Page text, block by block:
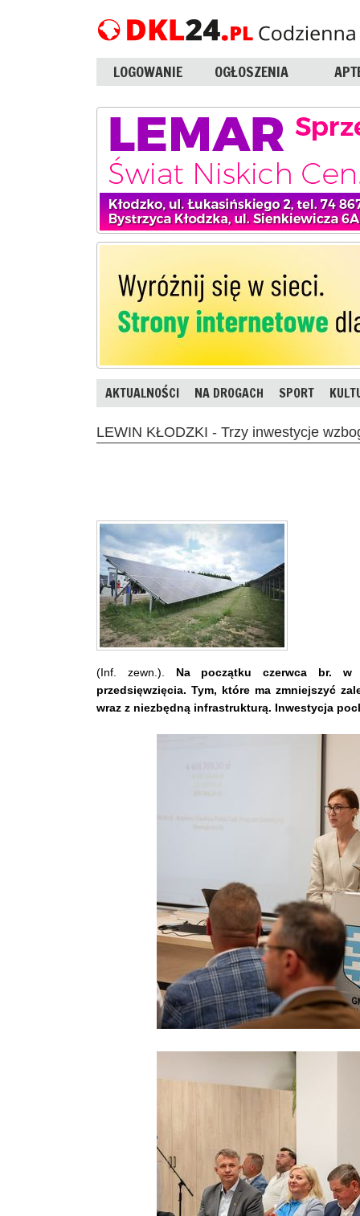
LOGOWANIE OGŁOSZENIA
AKTUALNOŚCI NA DROGACH SPORT
LEWIN KŁODZKI - Trzy inwestycje
(Inf. zewn.). Na początku czerwca br. w
przedsięwzięcia. Tym, które ma zmniejszyć
wraz z niezbędną infrastrukturą. Inwestycja